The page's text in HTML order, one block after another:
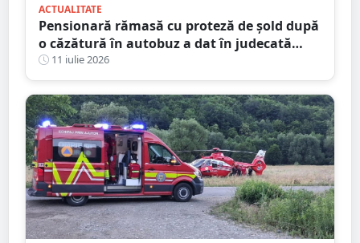
ACTUALITATE
Pensionară rămasă cu proteză de șold după
o căzătură în autobuz a dat în judecată
Transurban
11 iulie 2026